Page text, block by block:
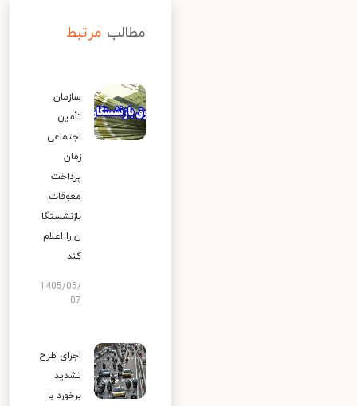
مطالب مرتبط
سازمان
تأمین
اجتماعی
زمان
پرداخت
معوقات
بازنشستگا
ن را اعلام
کند
1405/05/
07
اجرای طرح
تشدید
برخورد با